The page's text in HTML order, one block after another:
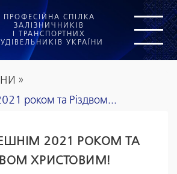
ПРОФЕСІЙНА СПІЛКА
ЗАЛІЗНИЧНИКІВ
І ТРАНСПОРТНИХ
УКРАЇНИ
»
роком та Різдвом...
2021 РОКОМ ТА
ХРИСТОВИМ!